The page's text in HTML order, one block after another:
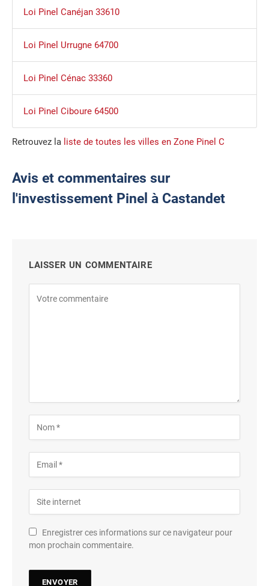
Loi Pinel Canéjan 33610
Loi Pinel Urrugne 64700
Loi Pinel Cénac 33360
Loi Pinel Ciboure 64500
Retrouvez la liste de toutes les villes en Zone Pinel C
Avis et commentaires sur
l'investissement Pinel à Castandet
LAISSER UN COMMENTAIRE
Enregistrer ces informations sur ce navigateur pour
mon prochain commentaire.